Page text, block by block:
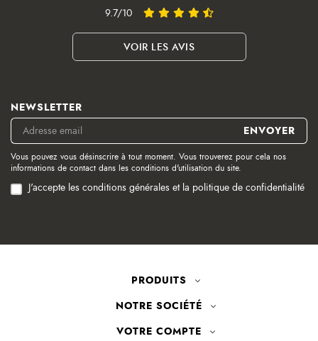
9.7/10
VOIR LES AVIS
NEWSLETTER
Vous pouvez vous désinscrire à tout moment. Vous trouverez pour cela nos
informations de contact dans les conditions d'utilisation du site.
J'accepte les conditions générales et la politique de confidentialité
PRODUITS
NOTRE SOCIÉTÉ
VOTRE COMPTE